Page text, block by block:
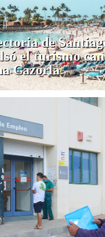
de
el turismo
Cazorla